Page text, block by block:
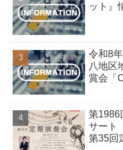
ット』
令和8
八地区
賞会「
第1986
サート
第35回